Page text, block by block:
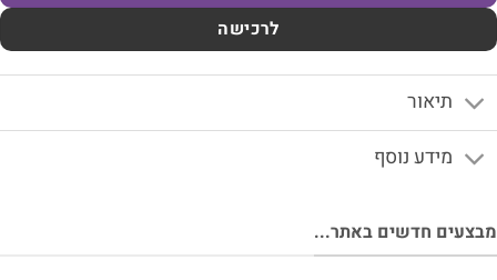
לרכישה
תיאור
מידע נוסף
חדשים באתר...